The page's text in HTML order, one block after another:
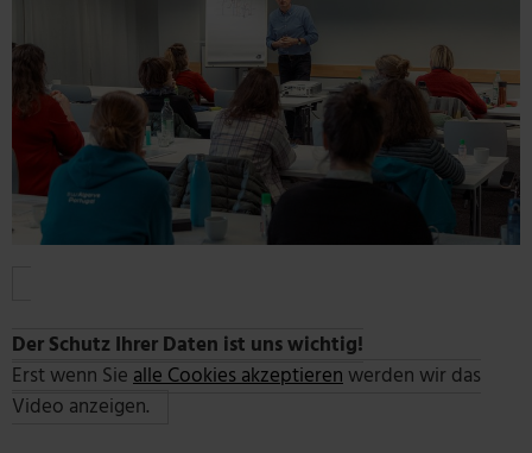
Der Schutz Ihrer Daten ist uns wichtig!
Erst wenn Siealle Cookies akzeptierenwerden wir das
Video anzeigen.